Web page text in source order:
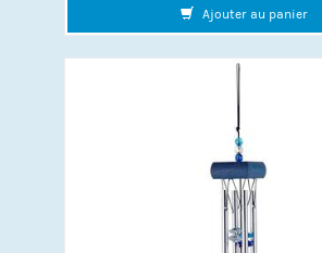
Ajouter au panier